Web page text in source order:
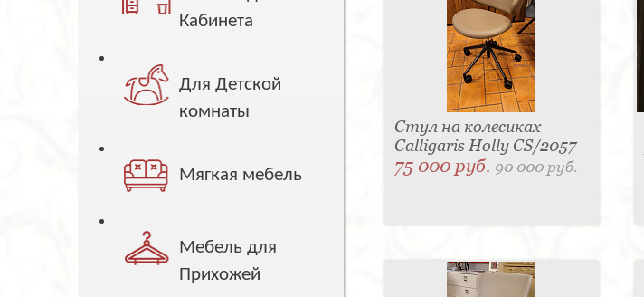
Кабинета
Для Детской
комнаты
Мягкая мебель
Мебель для
Прихожей
Стул на колесиках
Calligaris Holly CS/2057
75 000 руб.90 000 руб.